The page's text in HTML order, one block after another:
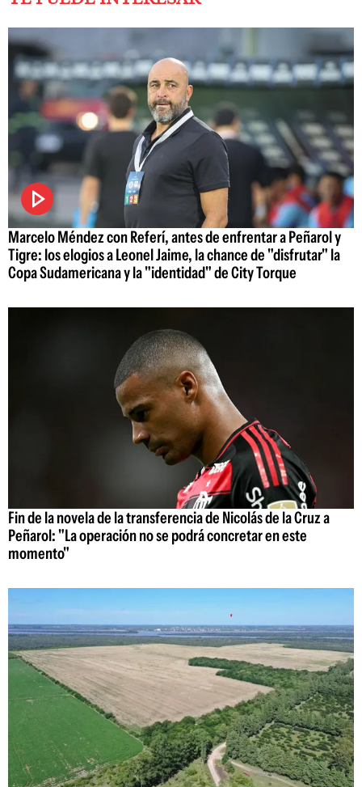
Marcelo Méndez con Referí, antes de enfrentar a Peñarol y
Tigre: los elogios a Leonel Jaime, la chance de "disfrutar" la
Copa Sudamericana y la "identidad" de City Torque
Fin de la novela de la transferencia de Nicolás de la Cruz a
Peñarol: "La operación no se podrá concretar en este
momento"